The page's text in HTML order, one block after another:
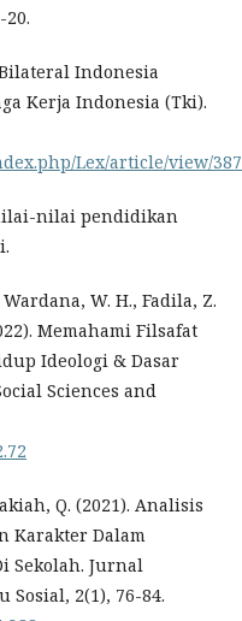
Indonesia
Kerja Indonesia (Tki).
Lex/article/view/
nilai pendidikan
W. H., Fadila, Z.
Memahami Filsafat
Ideologi & Dasar
Sciences and
Q. (2021). Analisis
Karakter Dalam
Sekolah. Jurnal
2(1), 76-84.